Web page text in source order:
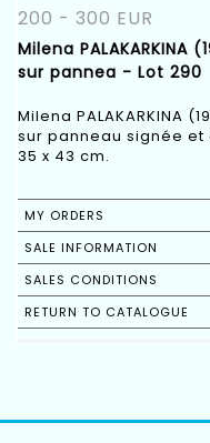
200 - 300 EUR
Milena
sur pannea - Lot 290
Milena PALAKARKINA
sur panneau signée
35 x 43 cm.
MY ORDERS
SALE INFORMATION
SALES CONDITIONS
RETURN TO CATALOGUE